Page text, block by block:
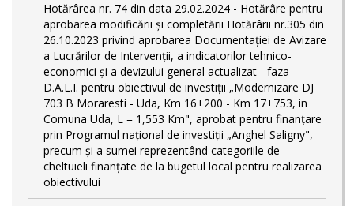
Hotărârea nr. 74 din data 29.02.2024 - Hotărâre pentru
aprobarea modificării şi completării Hotărârii nr.305 din
26.10.2023 privind aprobarea Documentației de Avizare
a Lucrărilor de Intervenții, a indicatorilor tehnico-
economici și a devizului general actualizat - faza
D.A.L.I. pentru obiectivul de investiţii „Modernizare DJ
703 B Moraresti - Uda, Km 16+200 - Km 17+753, in
Comuna Uda, L = 1,553 Km", aprobat pentru finanțare
prin Programul național de investiții „Anghel Saligny",
precum și a sumei reprezentând categoriile de
cheltuieli finanțate de la bugetul local pentru realizarea
obiectivului